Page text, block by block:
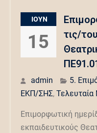
ΙΟΎΝ
15
τις/
admin 5.
ΕΚΠ/ΣΗΣ, Τελευταία
Επιμορφωτική
εκπαιδευτικούς